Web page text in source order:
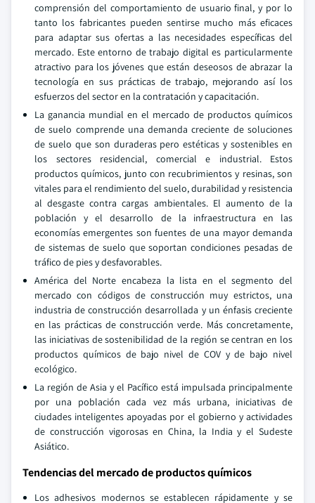
comprensión del comportamiento de usuario final, y por lo
tanto los fabricantes pueden sentirse mucho más eficaces
para adaptar sus ofertas a las necesidades específicas del
mercado. Este entorno de trabajo digital es particularmente
atractivo para los jóvenes que están deseosos de abrazar la
tecnología en sus prácticas de trabajo, mejorando así los
esfuerzos del sector en la contratación y capacitación.
La ganancia mundial en el mercado de productos químicos
de suelo comprende una demanda creciente de soluciones
de suelo que son duraderas pero estéticas y sostenibles en
los sectores residencial, comercial e industrial. Estos
productos químicos, junto con recubrimientos y resinas, son
vitales para el rendimiento del suelo, durabilidad y resistencia
al desgaste contra cargas ambientales. El aumento de la
población y el desarrollo de la infraestructura en las
economías emergentes son fuentes de una mayor demanda
de sistemas de suelo que soportan condiciones pesadas de
tráfico de pies y desfavorables.
América del Norte encabeza la lista en el segmento del
mercado con códigos de construcción muy estrictos, una
industria de construcción desarrollada y un énfasis creciente
en las prácticas de construcción verde. Más concretamente,
las iniciativas de sostenibilidad de la región se centran en los
productos químicos de bajo nivel de COV y de bajo nivel
ecológico.
La región de Asia y el Pacífico está impulsada principalmente
por una población cada vez más urbana, iniciativas de
ciudades inteligentes apoyadas por el gobierno y actividades
de construcción vigorosas en China, la India y el Sudeste
Asiático.
Tendencias del mercado de productos químicos
Los adhesivos modernos se establecen rápidamente y se